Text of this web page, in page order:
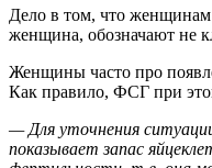
Дело в том, что женщинам
женщина, обозначают не
Женщины часто про
Как правило, ФСГ при
— Для уточнения
показывает запас